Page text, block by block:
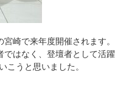
崎で来年度開催されます。
はなく、登壇者として活躍
こうと思いました。